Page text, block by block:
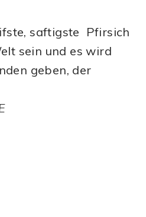
saftigste Pfirsich
sein und es wird
geben, der